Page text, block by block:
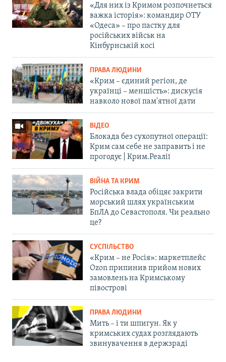
«Для них із Кримом розпочнеться
важка історія»: командир ОТУ
«Одеса» – про пастку для
російських військ на
Кінбурнській косі
ПРАВА ЛЮДИНИ
«Крим – єдиний регіон, де
українці – меншість»: дискусія
навколо нової пам'ятної дати
ВІДЕО
Блокада без сухопутної операції:
Крим сам себе не заправить і не
прогодує | Крим.Реалії
ВІЙНА ТА КРИМ
Російська влада обіцяє закрити
морський шлях українським
БпЛА до Севастополя. Чи реально
це?
СУСПІЛЬСТВО
«Крим – не Росія»: маркетплейс
Ozon припинив прийом нових
замовлень на Кримському
півострові
ПРАВА ЛЮДИНИ
Мить – і ти шпигун. Як у
кримських судах розглядають
звинувачення в держзраді